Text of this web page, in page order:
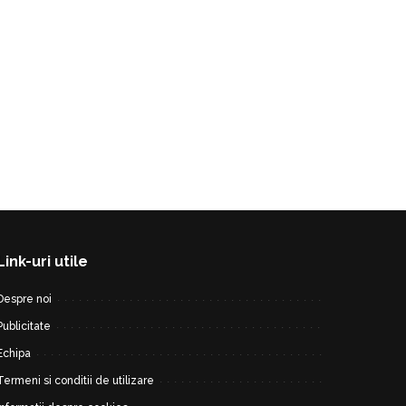
uri utile
noi
si conditii de utilizare